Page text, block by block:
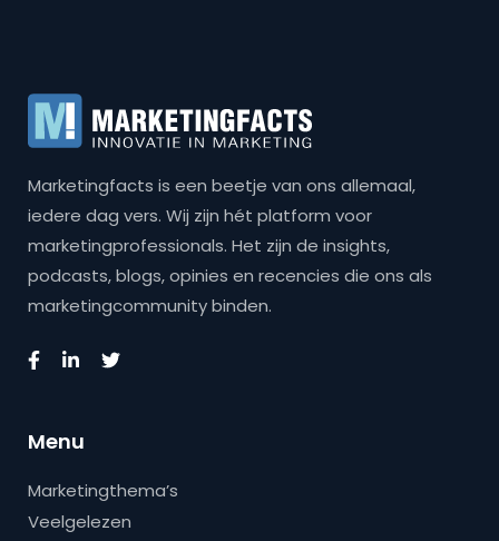
Marketingfacts is een beetje van ons allemaal,
iedere dag vers. Wij zijn hét platform voor
marketingprofessionals. Het zijn de insights,
podcasts, blogs, opinies en recencies die ons als
marketingcommunity binden.
Menu
Marketingthema’s
Veelgelezen